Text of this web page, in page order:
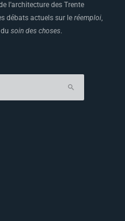
l’architecture des Trente
débats actuels sur le réemploi,
soin des choses.